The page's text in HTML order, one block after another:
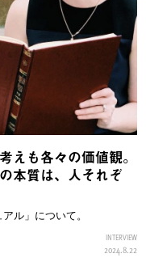
えも各々の価値観。
本質は、人それぞ
ル」について。
INTERVIEW
2024.8.22